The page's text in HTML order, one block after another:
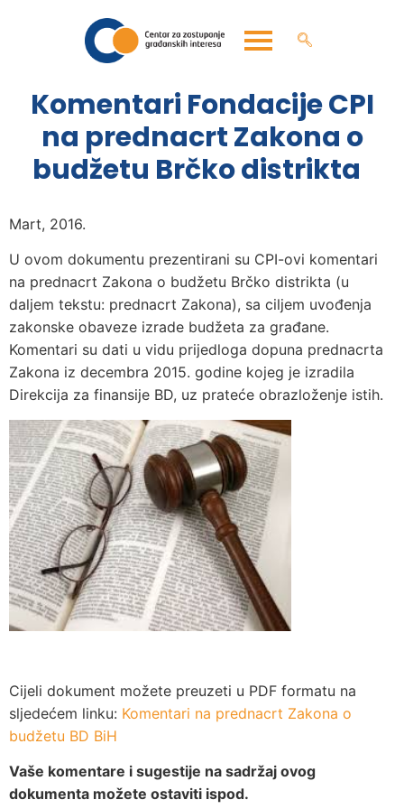
Komentari Fondacije CPI
na prednacrt Zakona o
budžetu Brčko distrikta
Mart, 2016.
U ovom dokumentu prezentirani su CPI-ovi komentari
na prednacrt Zakona o budžetu Brčko distrikta (u
daljem tekstu: prednacrt Zakona), sa ciljem uvođenja
zakonske obaveze izrade budžeta za građane.
Komentari su dati u vidu prijedloga dopuna prednacrta
Zakona iz decembra 2015. godine kojeg je izradila
Direkcija za finansije BD, uz prateće obrazloženje istih.
Cijeli dokument možete preuzeti u PDF formatu na
sljedećem linku: Komentari na prednacrt Zakona o
budžetu BD BiH
Vaše komentare i sugestije na sadržaj ovog
dokumenta možete ostaviti ispod.